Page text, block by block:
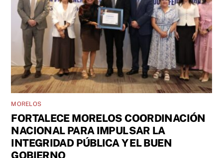
MORELOS
FORTALECE MORELOS COORDINACIÓN
NACIONAL PARA IMPULSAR LA
INTEGRIDAD PÚBLICA Y EL BUEN
GOBIERNO